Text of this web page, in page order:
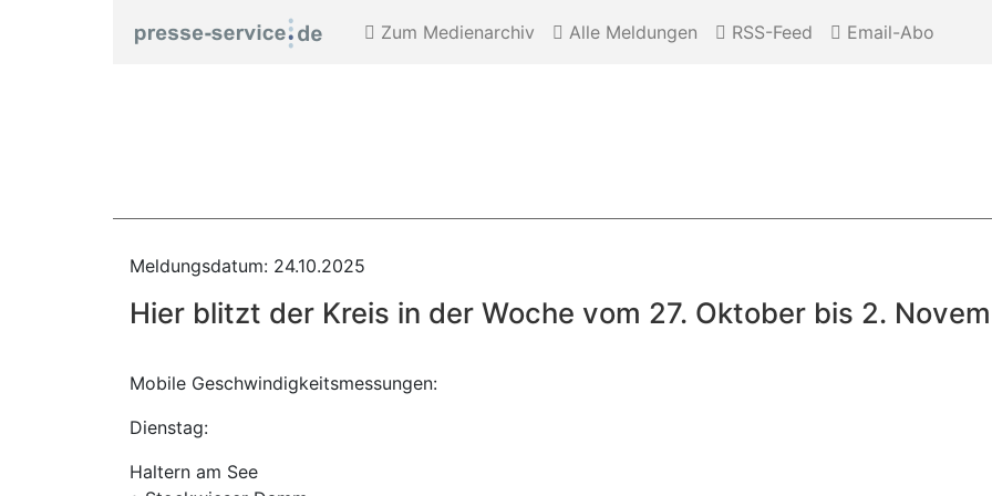
Zum Medienarchiv Alle Meldungen RSS-Feed Email-Abo
Meldungsdatum: 24.10.2025
Hier blitzt der Kreis in der Woche vom 27. Oktober bis 2.
Mobile Geschwindigkeitsmessungen:
Dienstag:
Haltern am See